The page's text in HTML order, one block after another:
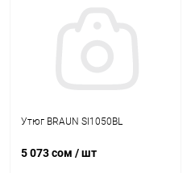
Утюг BRAUN SI1050BL
5 073 сом / шт